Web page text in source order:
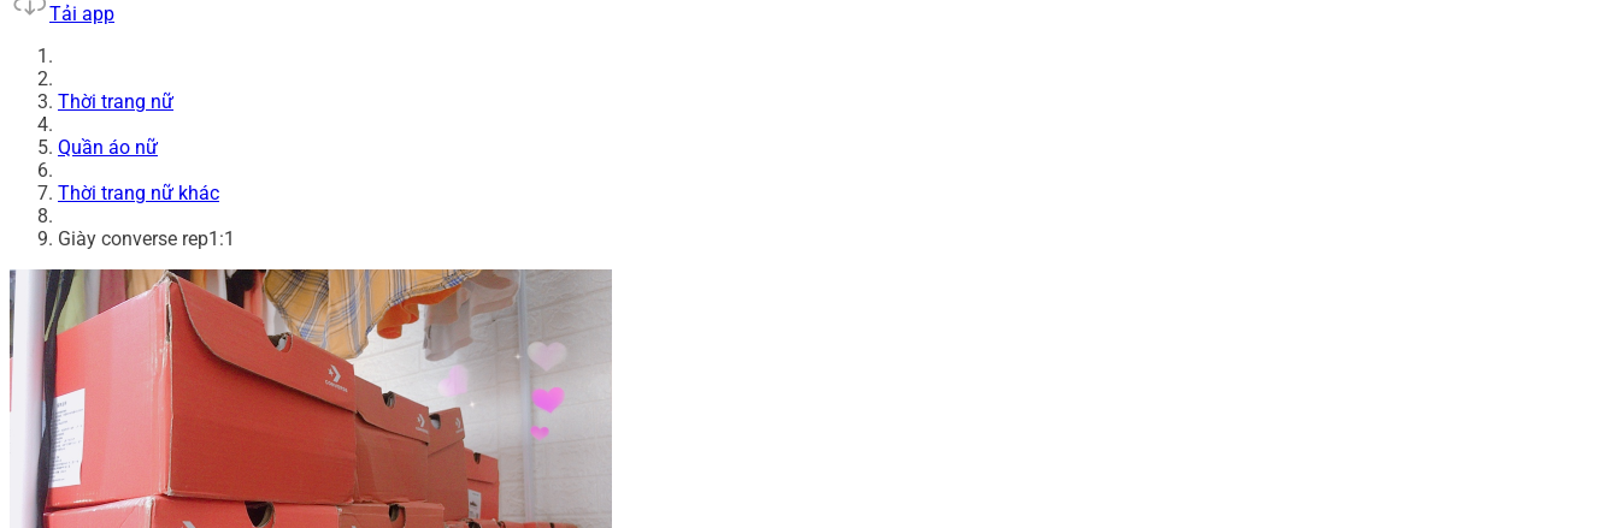
Tải app
Thời trang nữ
Quần áo nữ
Thời trang nữ khác
Giày converse rep1:1